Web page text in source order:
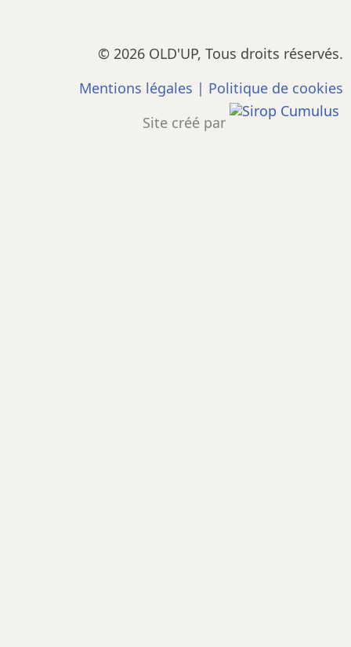
© 2026 OLD'UP, Tous droits réservés.
Mentions légales | Politique de cookies
Site créé par